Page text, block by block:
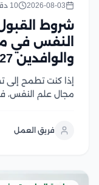
2026-08-03 10 دقائق قراءة
شروط
النفس في
والوافدين 2027
إذا كنت تطمح إلى
مجال علم النفس،
استعدادك
فريق العمل